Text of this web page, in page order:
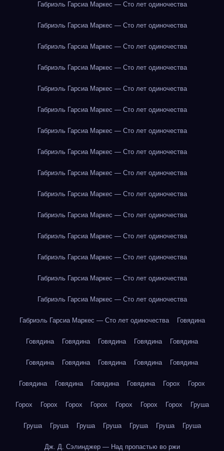
Габриэль Гарсиа Маркес — Сто лет одиночества
Габриэль Гарсиа Маркес — Сто лет одиночества
Габриэль Гарсиа Маркес — Сто лет одиночества
Габриэль Гарсиа Маркес — Сто лет одиночества
Габриэль Гарсиа Маркес — Сто лет одиночества
Габриэль Гарсиа Маркес — Сто лет одиночества
Габриэль Гарсиа Маркес — Сто лет одиночества
Габриэль Гарсиа Маркес — Сто лет одиночества
Габриэль Гарсиа Маркес — Сто лет одиночества
Габриэль Гарсиа Маркес — Сто лет одиночества
Габриэль Гарсиа Маркес — Сто лет одиночества
Габриэль Гарсиа Маркес — Сто лет одиночества
Габриэль Гарсиа Маркес — Сто лет одиночества
Габриэль Гарсиа Маркес — Сто лет одиночества
Габриэль Гарсиа Маркес — Сто лет одиночества
Габриэль Гарсиа Маркес — Сто лет одиночества Говядина
Говядина Говядина Говядина Говядина Говядина
Говядина Говядина Говядина Говядина Говядина
Говядина Говядина Говядина Говядина Горох Горох
Горох Горох Горох Горох Горох Горох Горох Груша
Груша Груша Груша Груша Груша Груша Груша
Дж. Д. Сэлинджер — Над пропастью во ржи